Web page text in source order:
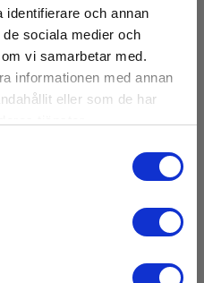
identifierare och annan
sociala medier och
vi samarbetar med.
informationen med annan
eller som de har
2-030